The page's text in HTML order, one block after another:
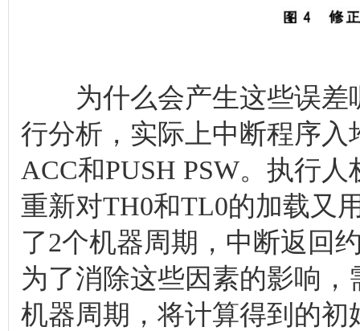
为什么会产生这些误差
行分析，实际上中断程序入
ACC和PUSH PSW。执行
重新对TH0和TL0的加载又
了2个机器周期，中断返回
为了消除这些因素的影响
机器周期，将计算得到的初